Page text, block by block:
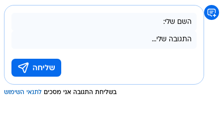
בשליחת התגובה אני מסכים לתנאי השימוש